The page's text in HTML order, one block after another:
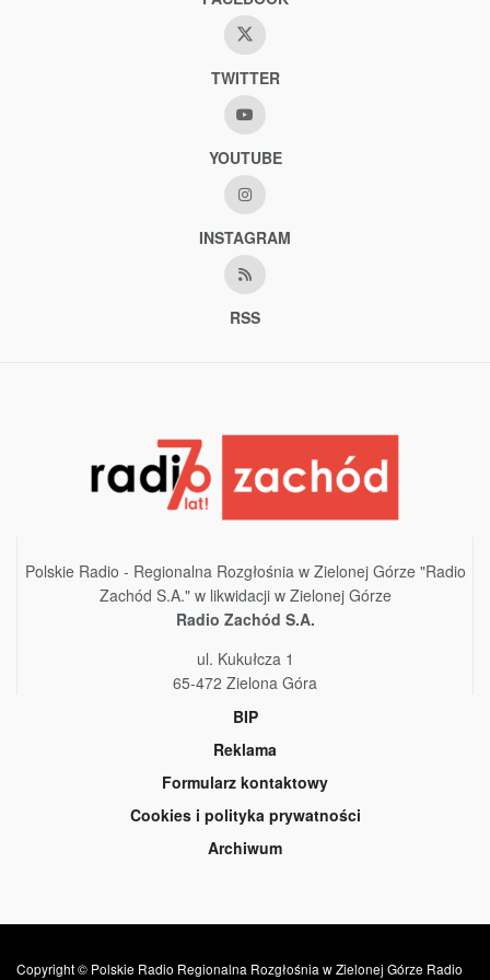
TWITTER
YOUTUBE
INSTAGRAM
RSS
Polskie Radio - Regionalna Rozgłośnia w Zielonej Górze "Radio
Zachód S.A." w likwidacji w Zielonej Górze
Radio Zachód S.A.
ul. Kukułcza 1
65-472 Zielona Góra
BIP
Reklama
Formularz kontaktowy
Cookies i polityka prywatności
Archiwum
Copyright © Polskie Radio Regionalna Rozgłośnia w Zielonej Górze Radio